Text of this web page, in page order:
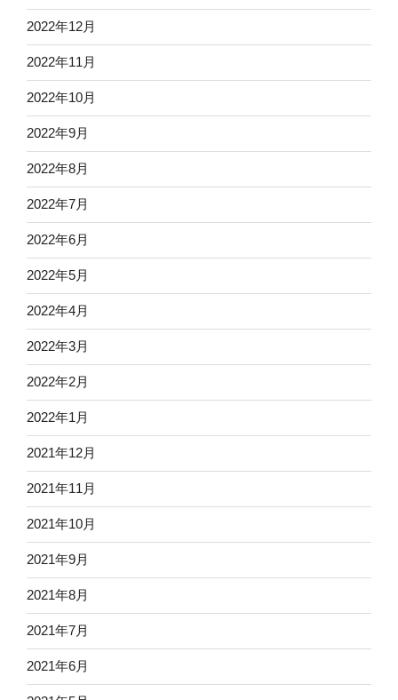
2022年12月
2022年11月
2022年10月
2022年9月
2022年8月
2022年7月
2022年6月
2022年5月
2022年4月
2022年3月
2022年2月
2022年1月
2021年12月
2021年11月
2021年10月
2021年9月
2021年8月
2021年7月
2021年6月